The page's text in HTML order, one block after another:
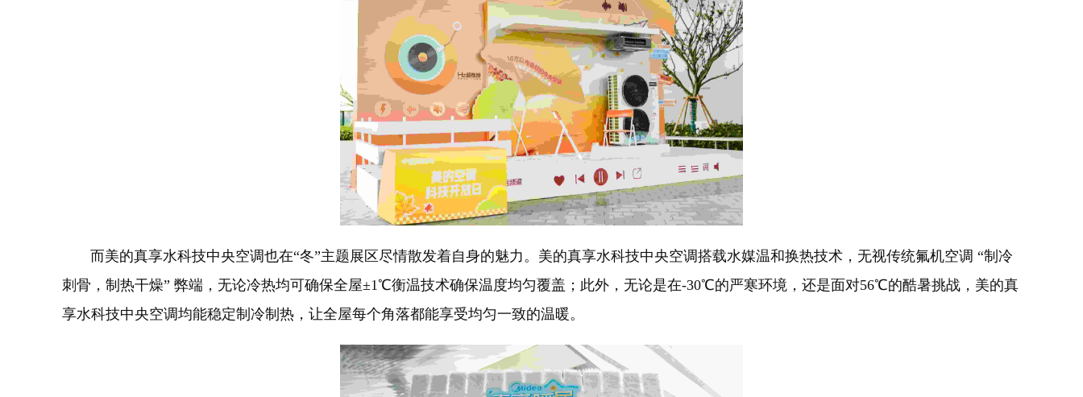
而美的真享水科技中央空调也在“冬”主题展区尽情散发着自身的魅力。美的真享水科技中央空调搭载水媒温和换热技术，无视传统氟机空调 “制冷
刺骨，制热干燥” 弊端，无论冷热均可确保全屋±1℃衡温技术确保温度均匀覆盖；此外，无论是在-30℃的严寒环境，还是面对56℃的酷暑挑战，美的真
享水科技中央空调均能稳定制冷制热，让全屋每个角落都能享受均匀一致的温暖。